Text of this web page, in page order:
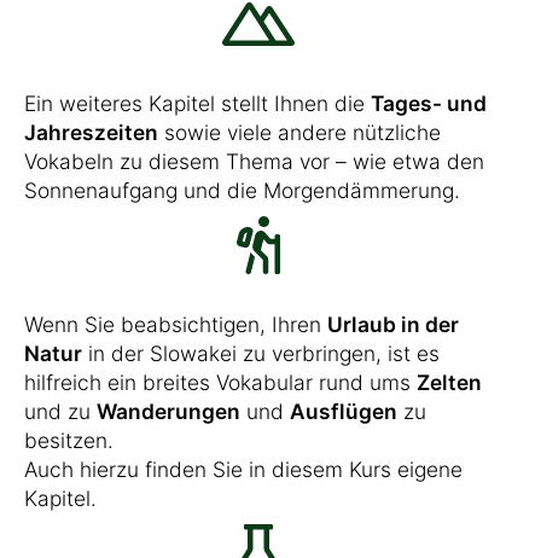
Ein weiteres Kapitel stellt Ihnen die Tages- und
Jahreszeiten sowie viele andere nützliche
Vokabeln zu diesem Thema vor – wie etwa den
Sonnenaufgang und die Morgendämmerung.
Wenn Sie beabsichtigen, Ihren Urlaub in der
Natur in der Slowakei zu verbringen, ist es
hilfreich ein breites Vokabular rund ums Zelten
und zu Wanderungen und Ausflügen zu
besitzen.
Auch hierzu finden Sie in diesem Kurs eigene
Kapitel.